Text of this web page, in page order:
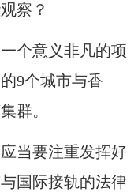
察？
个意义非凡的项
9个城市与香
群。
当要注重发挥好
国际接轨的法律